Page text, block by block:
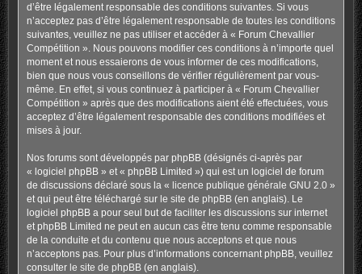
d’être légalement responsable des conditions suivantes. Si vous
n’acceptez pas d’être légalement responsable de toutes les conditions
suivantes, veuillez ne pas utiliser et accéder à « Forum Chevallier
Compétition ». Nous pouvons modifier ces conditions à n’importe quel
moment et nous essaierons de vous informer de ces modifications,
bien que nous vous conseillons de vérifier régulièrement par vous-
même. En effet, si vous continuez à participer à « Forum Chevallier
Compétition » après que des modifications aient été effectuées, vous
acceptez d’être légalement responsable des conditions modifiées et
mises à jour.
Nos forums sont développés par phpBB (désignés ci-après par
« logiciel phpBB » et « phpBB Limited ») qui est un logiciel de forum
de discussions déclaré sous la « licence publique générale GNU 2.0»
et qui peut être téléchargé sur le site de phpBB(en anglais). Le
logiciel phpBB a pour seul but de faciliter les discussions sur internet
et phpBB Limited ne peut en aucun cas être tenu comme responsable
de la conduite et du contenu que nous acceptons et que nous
n’acceptons pas. Pour plus d’informations concernant phpBB, veuillez
consulter le site de phpBB(en anglais).